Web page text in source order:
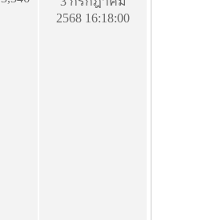
2568 16:18:00